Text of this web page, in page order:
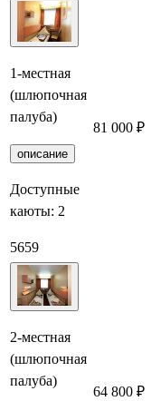
1-местная
(шлюпочная
палуба)
описание
Доступные
каюты: 2
5659
81 000 ₽
2-местная
(шлюпочная
палуба)
64 800 ₽